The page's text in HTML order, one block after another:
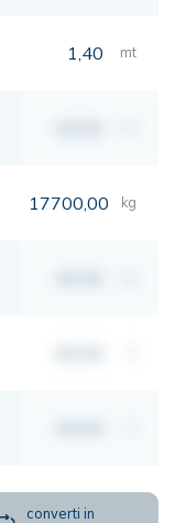
1,40 mt
17700,00 kg
converti in